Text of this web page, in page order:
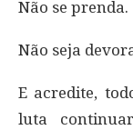
Não se prenda.
Não seja
E acredite,
luta